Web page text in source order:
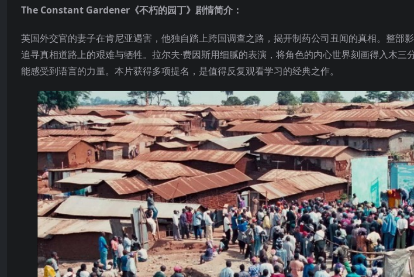
The Constant Gardener《不朽的园丁》剧情简介：
英国外交官的妻子在肯尼亚遇害，他独自踏上跨国调查之路，揭开制药公司丑闻的真相。整部
追寻真相道路上的艰难与牺牲。拉尔夫·费因斯用细腻的表演，将角色的内心世界刻画得入木三
能感受到语言的力量。本片获得多项提名，是值得反复观看学习的经典之作。